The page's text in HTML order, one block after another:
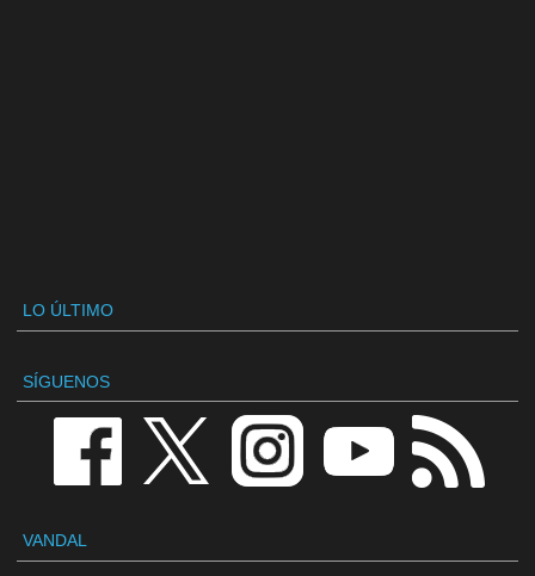
LO ÚLTIMO
SÍGUENOS
VANDAL